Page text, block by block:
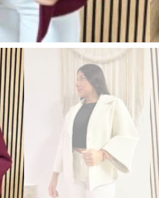
TECNOLOGIA
HOGAR
TARJETAS REGALO